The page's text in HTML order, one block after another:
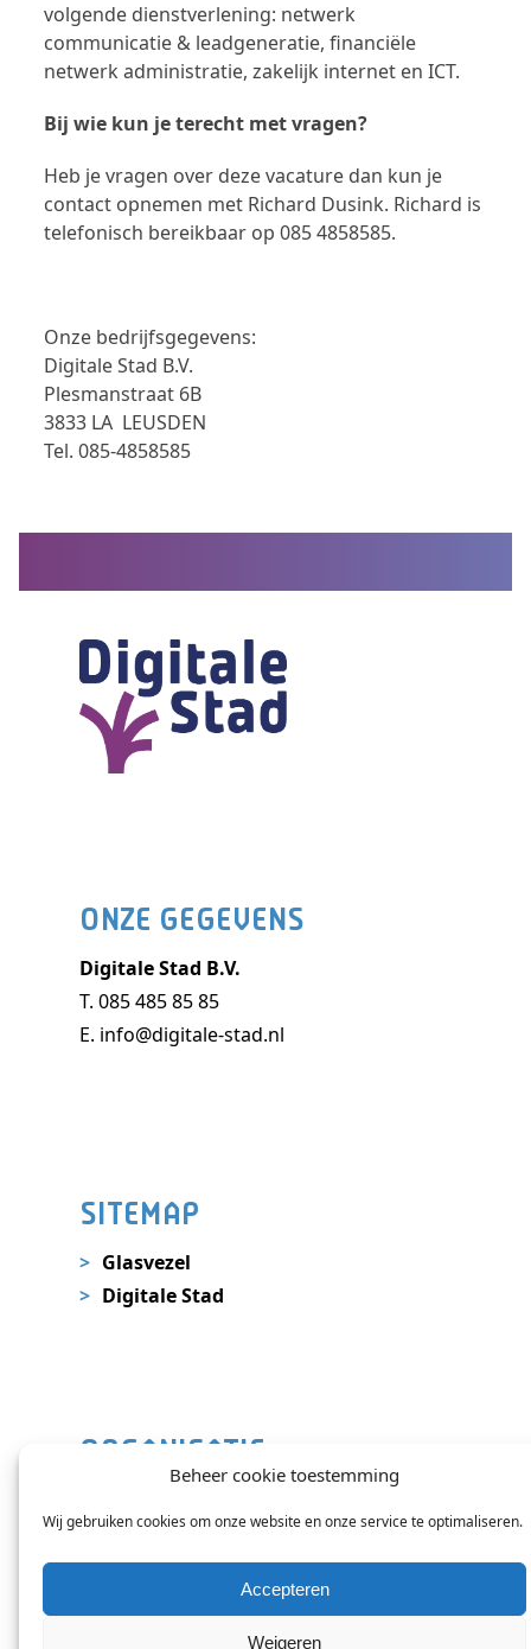
Beheer cookie toestemming
Wij gebruiken cookies om onze website en onze service te optimaliseren.
Accepteren
Weigeren
volgende dienstverlening: netwerk
communicatie & leadgeneratie, financiële
netwerk administratie, zakelijk internet en ICT.
Bij wie kun je terecht met vragen?
Heb je vragen over deze vacature dan kun je
contact opnemen met Richard Dusink. Richard is
telefonisch bereikbaar op 085 4858585.
Onze bedrijfsgegevens:
Digitale Stad B.V.
Plesmanstraat 6B
3833 LA LEUSDEN
Tel. 085-4858585
ONZE GEGEVENS
Digitale Stad B.V.
T. 085 485 85 85
E. info@digitale-stad.nl
SITEMAP
Glasvezel
Digitale Stad
ORGANISATIE
Contact
Veelgestelde vragen